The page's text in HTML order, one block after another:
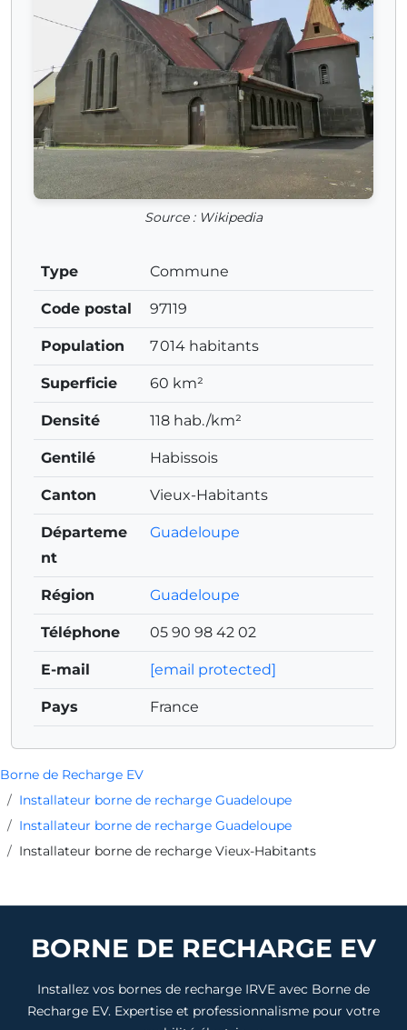
Borne de Recharge EV
Installateur borne de recharge Guadeloupe
Installateur borne de recharge Guadeloupe
Installateur borne de recharge Vieux-Habitants
Source : Wikipedia
Type Commune
Code postal 97119
Population 7 014 habitants
Superficie 60 km²
Densité 118 hab./km²
Gentilé Habissois
Canton Vieux-Habitants
Départeme
nt
Guadeloupe
Région Guadeloupe
Téléphone 05 90 98 42 02
E-mail [email protected]
Pays France
BORNE DE RECHARGE EV
Installez vos bornes de recharge IRVE avec Borne de
Recharge EV. Expertise et professionnalisme pour votre